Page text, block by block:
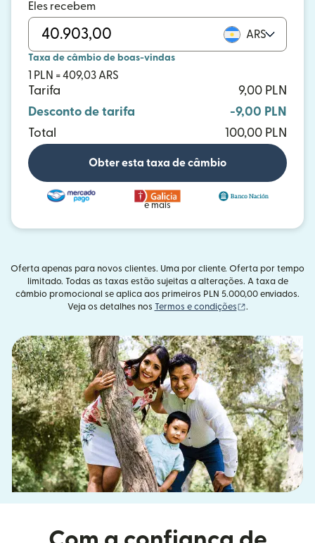
Eles recebem
ARS
Taxa de câmbio de boas-vindas
1 PLN = 409,03 ARS
Tarifa
9,00 PLN
Desconto de tarifa
-9,00 PLN
Total
100,00 PLN
Obter esta taxa de câmbio
e mais
Oferta apenas para novos clientes. Uma por cliente. Oferta por tempo
limitado. Todas as taxas estão sujeitas a alterações. A taxa de
câmbio promocional se aplica aos primeiros PLN 5.000,00 enviados.
Veja os detalhes nos Termos e condições (abre em uma
.